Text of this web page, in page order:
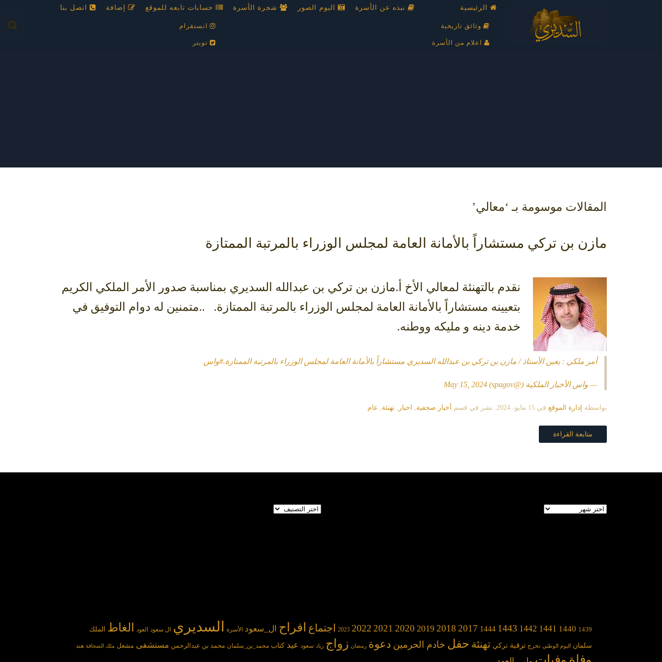
الرئيسية
وثائق تاريخية
اعلام من الأسرة
نبذه عن الأسرة البوم الصور شجرة الأسرة حسابات تابعه للموقع
انستقرام
تويتر
إضافة اتصل بنا
المقالات موسومة بـ ‘معالي’
مازن بن تركي مستشاراً بالأمانة العامة لمجلس الوزراء بالمرتبة الممتازة
نقدم بالتهنئة لمعالي الأخ أ.مازن بن تركي بن عبدالله السديري بمناسبة صدور الأمر الملكي الكريم
بتعيينه مستشاراً بالأمانة العامة لمجلس الوزراء بالمرتبة الممتازة.
..متمنين له دوام التوفيق في
خدمة دينه و مليكه ووطنه.
أمر ملكي : يعين الأستاذ / مازن بن تركي بن عبدالله السديري مستشاراً بالأمانة العامة لمجلس الوزراء بالمرتبة الممتازة.#واس
— واس الأخبار الملكية (@spagov) May 15, 2024
بواسطة إدارة الموقع في 15 مايو، 2024 . نشر في قسم أخبار صحفية, اخبار , تهنئة, عام
متابعة القراءة
الأرشيف تصنيفات
1439
1440
1441
1442
1443
1444
2017
2018
2019
2020
2021
2022
2023 اجتماع افراح ال_سعود الأسرة السديري ال سعود العود الغاط الملك
سلمان اليوم الوطني تخرج ترقية تركي تهنئة حفل خادم الحرمين دعوة رمضان زواج زياد سعود عيد كتاب محمد_بن_سلمان محمد بن عبدالرحمن مستشفى مشعل ملك الصحافة هند